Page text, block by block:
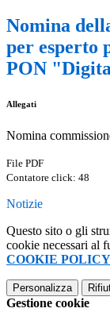
Nomina
per esperto
PON
Allegati
Nomina
File PDF
Contatore click: 48
Notizie
Questo sito o gli
cookie necessari al
COOKIE POLICY
Personalizza
Gestione cookie